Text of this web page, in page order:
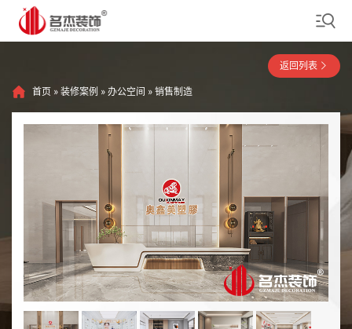
首页 » 装修案例 » 办公空间 » 销售制造
返回列表